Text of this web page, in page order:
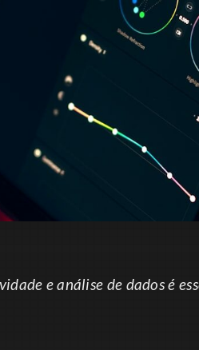
e análise de dados é